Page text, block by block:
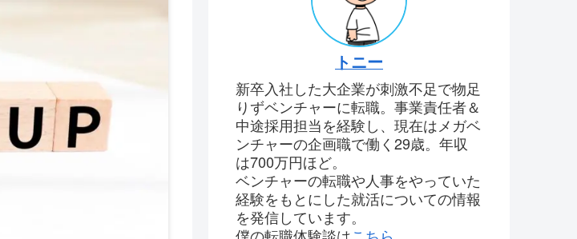
トニー
新卒入社した大企業が刺激不足で物足
りずベンチャーに転職。事業責任者＆
中途採用担当を経験し、現在はメガベ
ンチャーの企画職で働く29歳。年収
は700万円ほど。
ベンチャーの転職や人事をやっていた
経験をもとにした就活についての情報
を発信しています。
僕の転職体験談はこちら